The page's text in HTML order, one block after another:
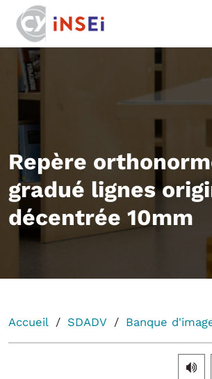
Repère
gradué lignes
décentrée 10mm
Accueil SDADV Banque